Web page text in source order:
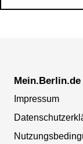
Mein.Berlin.de
Impressum